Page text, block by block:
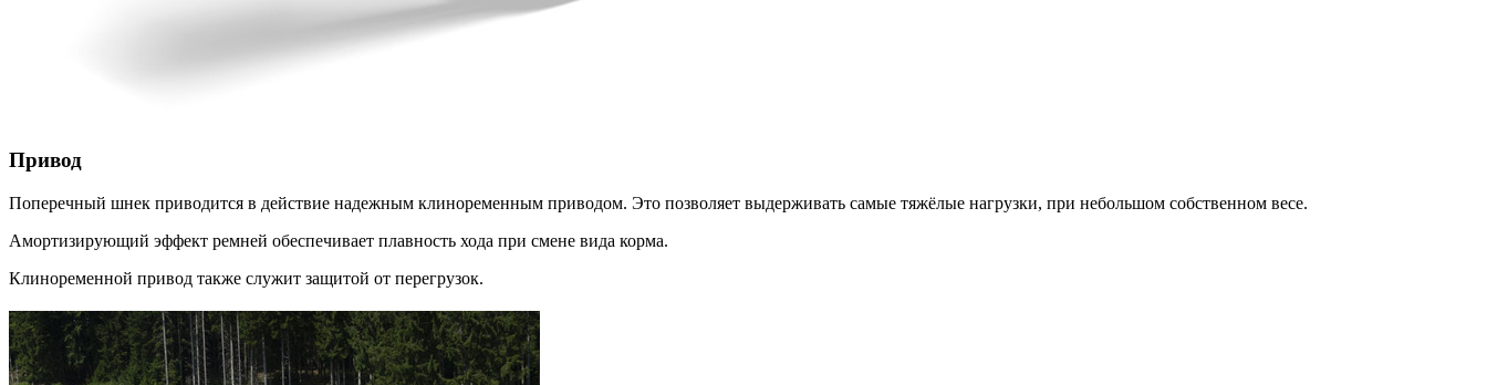
Привод
Поперечный шнек приводится в действие надежным клиноременным приводом. Это позволяет выдерживать самые тяжёлые нагрузки, при небольшом собственном весе.
Амортизирующий эффект ремней обеспечивает плавность хода при смене вида корма.
Клиноременной привод также служит защитой от перегрузок.